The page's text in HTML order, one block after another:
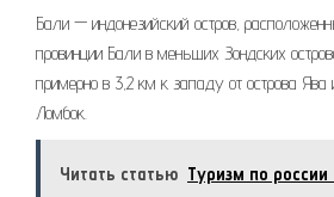
Бали — индонезийский остров,
провинции Бали в меньших Зондских
примерно в 3,2 км к западу от острова Ява
Ломбок.
Читать статью Туризм по россии